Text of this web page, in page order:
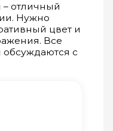
отличный
Нужно
цвет и
Все
с